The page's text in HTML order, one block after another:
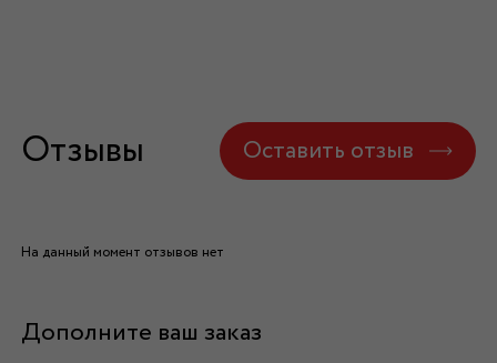
Отзывы Оставить отзыв
На данный момент отзывов нет
Дополните ваш заказ